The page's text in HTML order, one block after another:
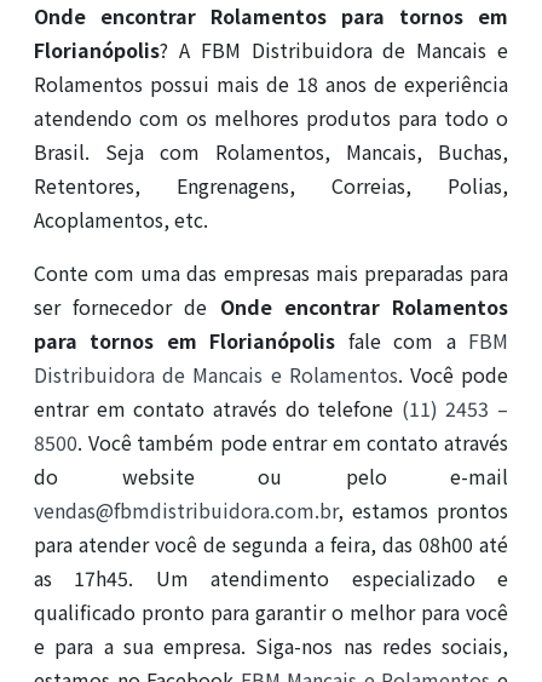
Onde encontrar Rolamentos para tornos em
Florianópolis? A FBM Distribuidora de Mancais e
Rolamentos possui mais de 18 anos de experiência
atendendo com os melhores produtos para todo o
Brasil. Seja com Rolamentos, Mancais, Buchas,
Retentores, Engrenagens, Correias, Polias,
Acoplamentos, etc.
Conte com uma das empresas mais preparadas para
ser fornecedor de Onde encontrar Rolamentos
para tornos em Florianópolis fale com a FBM
Distribuidora de Mancais e Rolamentos. Você pode
entrar em contato através do telefone (11) 2453 –
8500. Você também pode entrar em contato através
do website ou pelo e-mail
vendas@fbmdistribuidora.com.br, estamos prontos
para atender você de segunda a feira, das 08h00 até
as 17h45. Um atendimento especializado e
qualificado pronto para garantir o melhor para você
e para a sua empresa. Siga-nos nas redes sociais,